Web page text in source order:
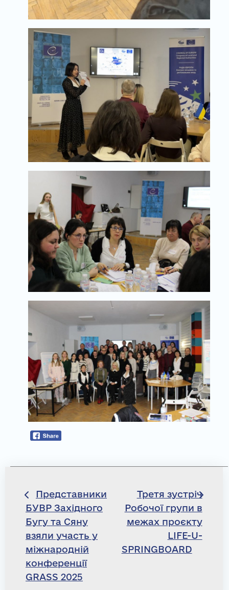
Навігація
записів
Представники
БУВР Західного
Бугу та Сяну
взяли участь у
міжнародній
конференції
GRASS 2025
Третя зустріч
Робочої групи в
межах проєкту
LIFE-U-
SPRINGBOARD